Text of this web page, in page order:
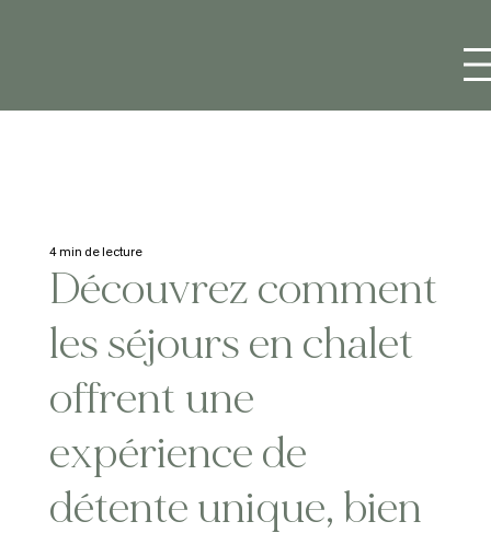
Découvrez comment
les séjours en chalet
offrent une
expérience de
détente unique, bien
4 min de lecture